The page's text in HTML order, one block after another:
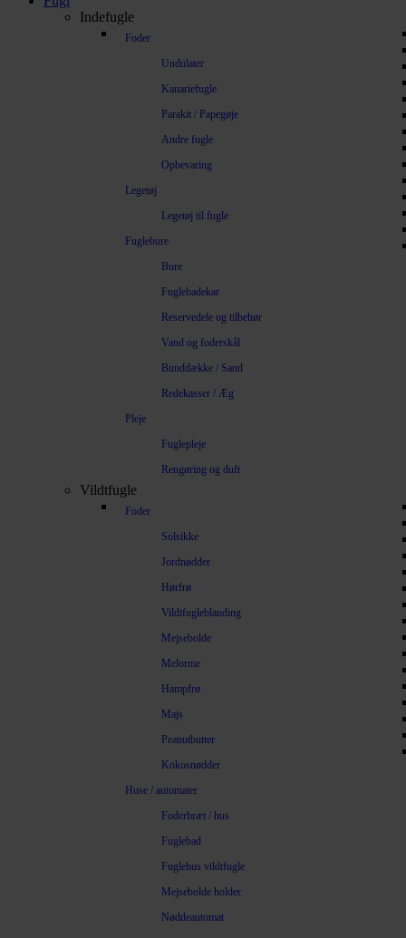
Indefugle
Foder
Undulater
Kanariefugle
Parakit / Papegøje
Andre fugle
Opbevaring
Legetøj
Legetøj til fugle
Fuglebure
Bure
Fuglebadekar
Reservedele og tilbehør
Vand og foderskål
Bunddække / Sand
Redekasser / Æg
Pleje
Fuglepleje
Rengøring og duft
Vildtfugle
Foder
Solsikke
Jordnødder
Hørfrø
Vildtfugleblanding
Mejsebolde
Melorme
Hampfrø
Majs
Peanutbutter
Kokosnødder
Huse / automater
Foderbræt / hus
Fuglebad
Fuglehus vildtfugle
Mejsebolde holder
Nøddeautomat